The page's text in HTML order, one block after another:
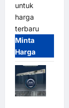
untuk
harga
terbaru
Minta
Harga